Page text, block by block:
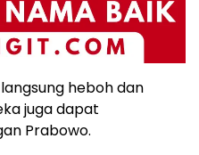
heboh dan
juga dapat
Prabowo.